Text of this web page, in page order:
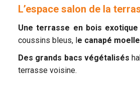
L’espace salon de la
Une terrasse en bois exotique
coussins bleus, le canapé
Des grands bacs végétalisés
terrasse voisine.